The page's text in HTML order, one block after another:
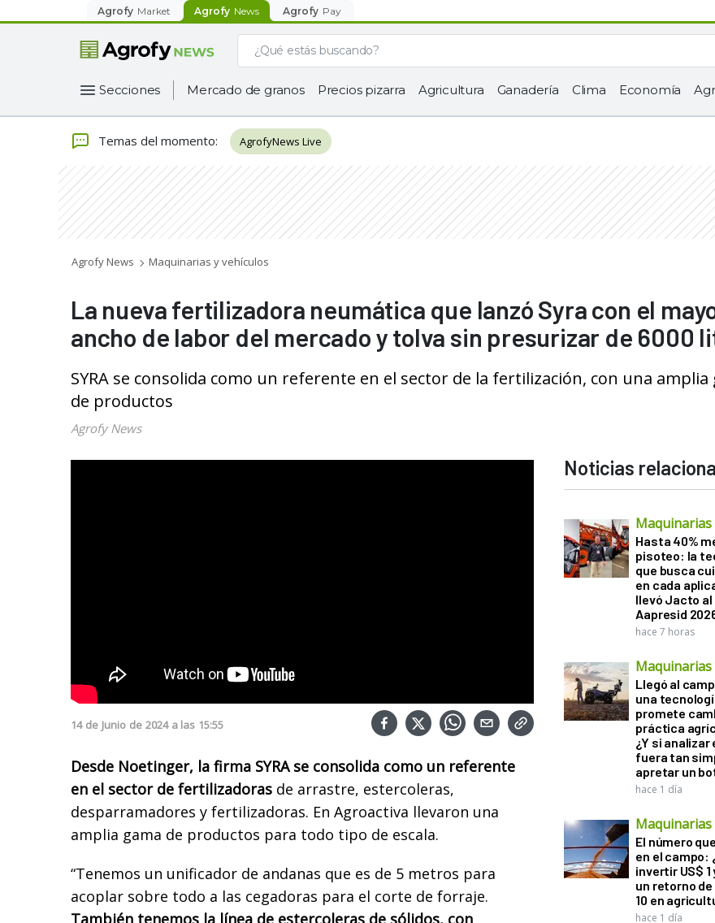
Agrofy Market Agrofy News Agrofy Pay
Secciones Mercado de granos Precios pizarra Agricultura Ganadería Clima Economía
Temas del momento: AgrofyNews Live
Agrofy News Maquinarias y vehículos
La nueva fertilizadora neumática que lanzó Syra con el
ancho de labor del mercado y tolva sin presurizar de 6000
SYRA se consolida como un referente en el sector de la fertilización, con una amplia
de productos
Agrofy News
14 de Junio de 2024 a las 15:55
Desde Noetinger, la firma SYRA se consolida como un referente
en el sector de fertilizadoras de arrastre, estercoleras,
desparramadores y fertilizadoras. En Agroactiva llevaron una
amplia gama de productos para todo tipo de escala.
“Tenemos un unificador de andanas que es de 5 metros para
acoplar sobre todo a las cegadoras para el corte de forraje.
También tenemos la línea de estercoleras de sólidos, con
Noticias
Maquinarias
Hasta 40%
pisoteo: la
que busca
en cada
llevó Jacto al
Aapresid
hace 7 horas
Maquinarias
Llegó al
una
promete
práctica
¿Y si analizar
fuera tan
apretar un
hace 1 día
Maquinarias
El número
en el campo:
invertir US$
un retorno
10 en
hace 1 día